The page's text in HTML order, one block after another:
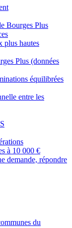
Bourges Plus
plus hautes
Plus (données
équilibrées
entre les
à 10 000 €
demande, répondre
du